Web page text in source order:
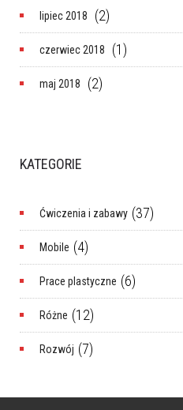
lipiec 2018 (2)
czerwiec 2018 (1)
maj 2018 (2)
KATEGORIE
Ćwiczenia i zabawy (37)
Mobile (4)
Prace plastyczne (6)
Różne (12)
Rozwój (7)